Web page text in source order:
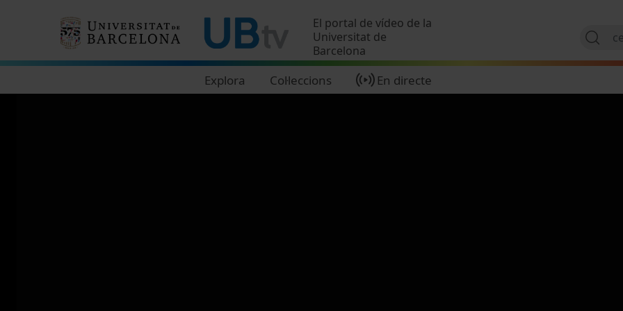
El portal de vídeo de la
Universitat de
Barcelona
Explora Col·leccions En directe